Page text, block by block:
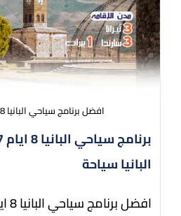
افضل برنامج سياحي البانيا 8 ايام 7 ليالي - 9
البانيا سياحة